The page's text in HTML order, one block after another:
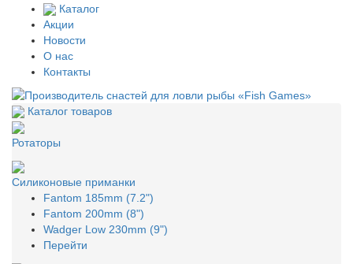
Каталог
Акции
Новости
О нас
Контакты
Каталог товаров
Ротаторы
Силиконовые приманки
Fantom 185mm (7.2")
Fantom 200mm (8")
Wadger Low 230mm (9")
Перейти